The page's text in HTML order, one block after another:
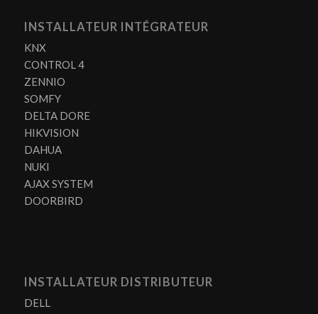
INSTALLATEUR INTÉGRATEUR
KNX
CONTROL 4
ZENNIO
SOMFY
DELTA DORE
HIKVISION
DAHUA
NUKI
AJAX SYSTEM
DOORBIRD
INSTALLATEUR DISTRIBUTEUR
DELL